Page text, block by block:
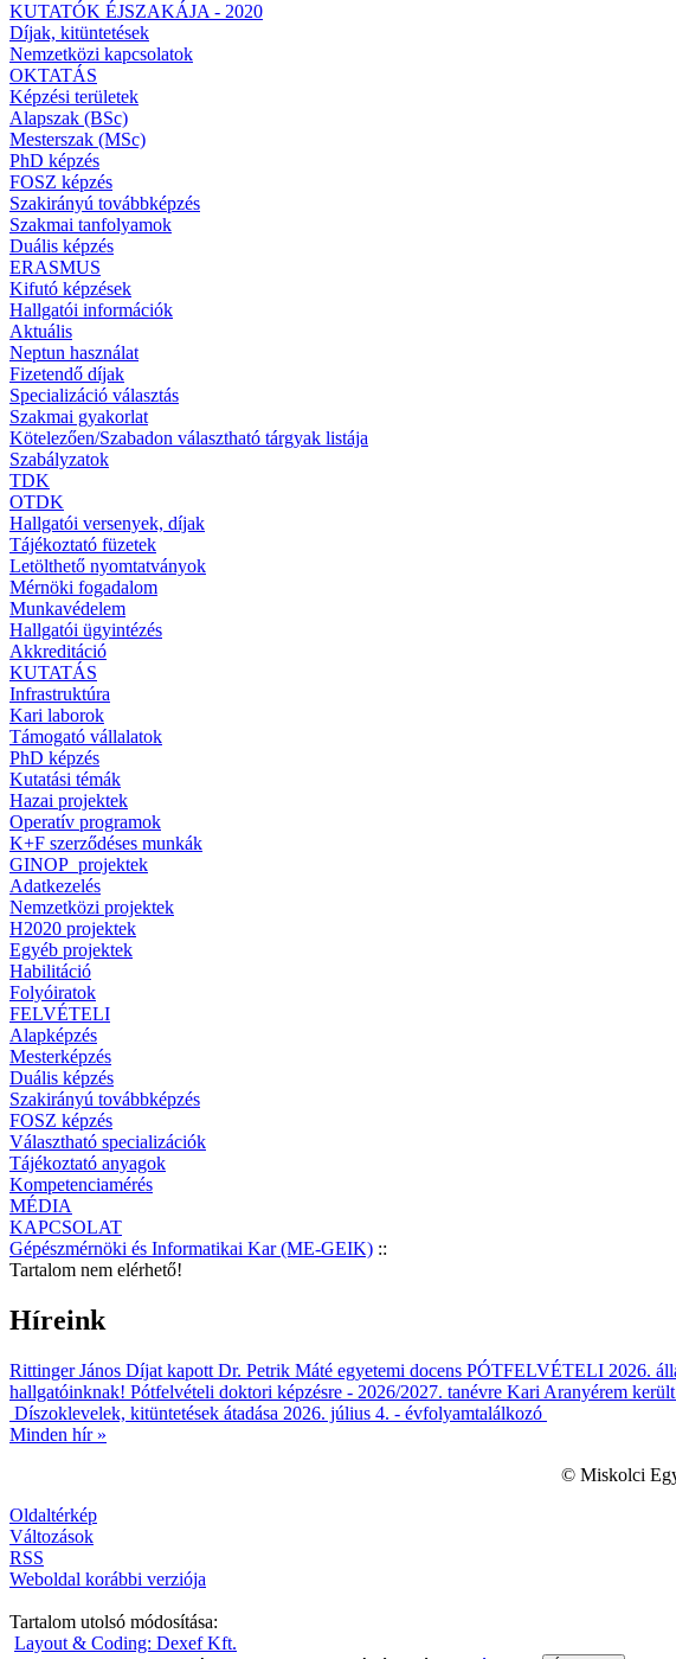
KUTATÓK ÉJSZAKÁJA - 2020
Díjak, kitüntetések
Nemzetközi kapcsolatok
OKTATÁS
Képzési területek
Alapszak (BSc)
Mesterszak (MSc)
PhD képzés
FOSZ képzés
Szakirányú továbbképzés
Szakmai tanfolyamok
Duális képzés
ERASMUS
Kifutó képzések
Hallgatói információk
Aktuális
Neptun használat
Fizetendő díjak
Specializáció választás
Szakmai gyakorlat
Kötelezően/Szabadon választható tárgyak listája
Szabályzatok
TDK
OTDK
Hallgatói versenyek, díjak
Tájékoztató füzetek
Letölthető nyomtatványok
Mérnöki fogadalom
Munkavédelem
Hallgatói ügyintézés
Akkreditáció
KUTATÁS
Infrastruktúra
Kari laborok
Támogató vállalatok
PhD képzés
Kutatási témák
Hazai projektek
Operatív programok
K+F szerződéses munkák
GINOP_projektek
Adatkezelés
Nemzetközi projektek
H2020 projektek
Egyéb projektek
Habilitáció
Folyóiratok
FELVÉTELI
Alapképzés
Mesterképzés
Duális képzés
Szakirányú továbbképzés
FOSZ képzés
Választható specializációk
Tájékoztató anyagok
Kompetenciamérés
MÉDIA
KAPCSOLAT
Gépészmérnöki és Informatikai Kar (ME-GEIK) ::
Tartalom nem elérhető!
Híreink
Rittinger János Díjat kapott Dr. Petrik Máté egyetemi docens PÓTFELVÉTELI 2026.
hallgatóinknak! Pótfelvételi doktori képzésre - 2026/2027. tanévre Kari Aranyérem került
Díszoklevelek, kitüntetések átadása 2026. július 4. - évfolyamtalálkozó
Minden hír »
© Miskolci
Oldaltérkép
Változások
RSS
Weboldal korábbi verziója
Tartalom utolsó módosítása:
Layout & Coding: Dexef Kft.